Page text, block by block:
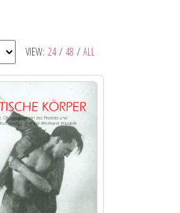
VIEW: 24 / 48 / ALL